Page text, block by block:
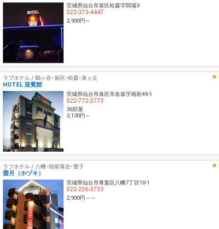
宮城県仙台市泉区松森字関場3
022-373-4447
2,900円～
ラブホテル / 鶴ヶ谷･泉区･松森･泉ヶ丘
HOTEL 迎賓館
宮城県仙台市泉区市名坂字南前49-1
022-772-3773
36部屋
3,130円～
ラブホテル / 八幡･陸前落合･愛子
螢月（ホヅキ）
宮城県仙台市青葉区八幡7丁目10-1
022-226-3733
2,900円～～